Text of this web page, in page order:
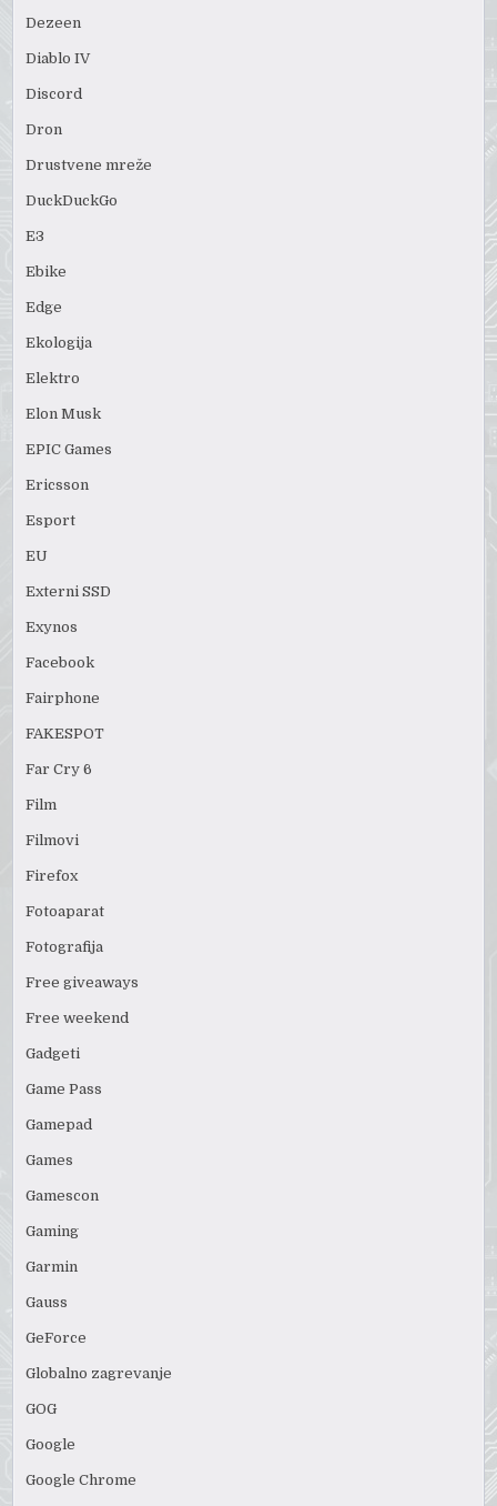
Dezeen
Diablo IV
Discord
Dron
Drustvene mreže
DuckDuckGo
E3
Ebike
Edge
Ekologija
Elektro
Elon Musk
EPIC Games
Ericsson
Esport
EU
Externi SSD
Exynos
Facebook
Fairphone
FAKESPOT
Far Cry 6
Film
Filmovi
Firefox
Fotoaparat
Fotografija
Free giveaways
Free weekend
Gadgeti
Game Pass
Gamepad
Games
Gamescon
Gaming
Garmin
Gauss
GeForce
Globalno zagrevanje
GOG
Google
Google Chrome